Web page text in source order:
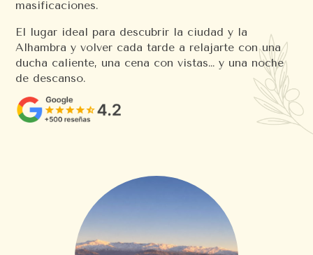
masificaciones.
El lugar ideal para descubrir la ciudad y la
Alhambra y volver cada tarde a relajarte con una
ducha caliente, una cena con vistas… y una noche
de descanso.